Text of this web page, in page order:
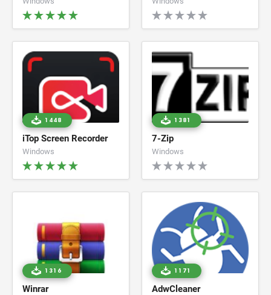
iTop Screen Recorder
Windows
1448
7-Zip
Windows
1381
Winrar
1316
AdwCleaner
1171